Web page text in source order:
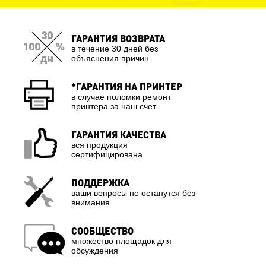
ГАРАНТИЯ ВОЗВРАТА
в течение 30 дней без
объяснения причин
*ГАРАНТИЯ НА ПРИНТЕР
в случае поломки ремонт
принтера за наш счет
ГАРАНТИЯ КАЧЕСТВА
вся продукция
сертифицирована
ПОДДЕРЖКА
ваши вопросы не останутся без
внимания
СООБЩЕСТВО
множество площадок для
обсуждения